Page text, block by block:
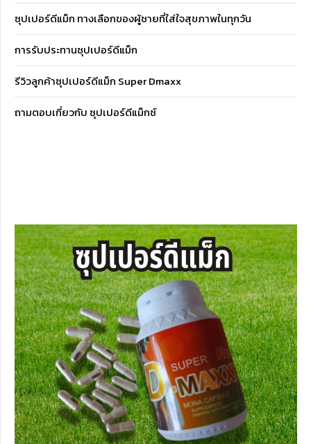
ซุปเปอร์ดีแม็ก ทางเลือกของผู้ชายที่ใส่ใจสุขภาพในทุกวัน
การรับประทานซุปเปอร์ดีแม็ก
รีวิวลูกค้าซุปเปอร์ดีแม็ก Super Dmaxx
ถามตอบเกี่ยวกับ ซุปเปอร์ดีแม็กซ์